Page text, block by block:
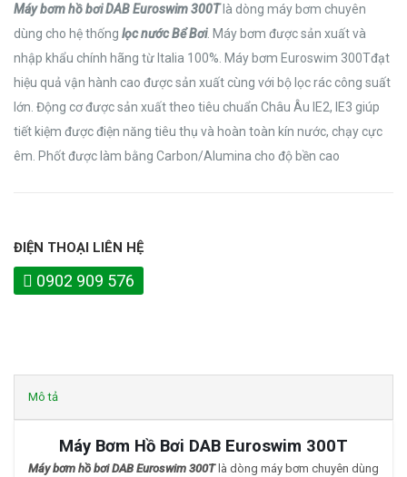
Máy bơm hồ bơi DAB Euroswim 300Tlà dòng máy bơm chuyên
dùng cho hệ thống lọc nước Bể Bơi. Máy bơm được sản xuất và
nhập khẩu chính hãng từ Italia 100%. Máy bơm Euroswim 300Tđạt
hiệu quả vận hành cao được sản xuất cùng với bộ lọc rác công suất
lớn. Động cơ được sản xuất theo tiêu chuẩn Châu Âu IE2, IE3 giúp
tiết kiệm được điện năng tiêu thụ và hoàn toàn kín nước, chạy cực
êm. Phốt được làm bằng Carbon/Alumina cho độ bền cao
ĐIỆN THOẠI LIÊN HỆ
0902 909 576
Mô tả
Máy Bơm Hồ Bơi DAB Euroswim 300T
Máy bơm hồ bơi DAB Euroswim 300Tlà dòng máy bơm chuyên dùng